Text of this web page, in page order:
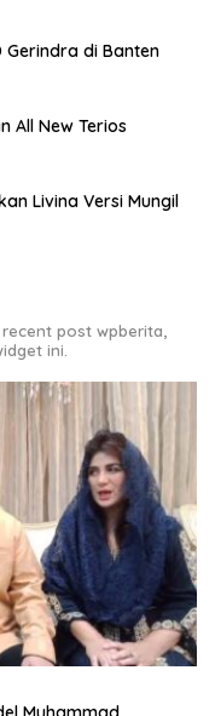
Gerindra di Banten
All New Terios
Livina Versi Mungil
post wpberita,
ini.